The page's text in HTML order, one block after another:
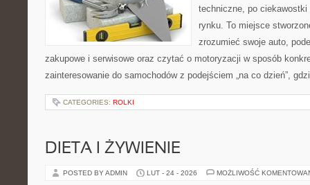
techniczne, po
rynku. To miejsce
zrozumieć swoje auto,
zakupowe i serwisowe oraz czytać o motoryzacji w sposób
zainteresowanie do samochodów z podejściem „na co dzień”,
CATEGORIES: ROLKI
DIETA I ŻYWIENIE
POSTED BY ADMIN LUT - 24 - 2026 MOŻLIWOŚĆ